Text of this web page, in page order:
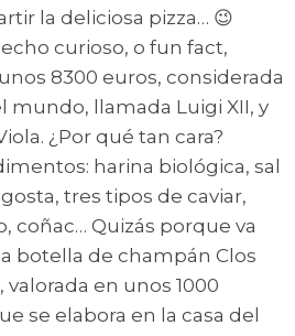
la deliciosa pizza… 😉
curioso, o fun fact,
8300 euros, considerada
mundo, llamada Luigi XII, y
¿Por qué tan cara?
harina biológica, sal
tres tipos de caviar,
coñac… Quizás porque va
botella de champán Clos
valorada en unos 1000
se elabora en la casa del